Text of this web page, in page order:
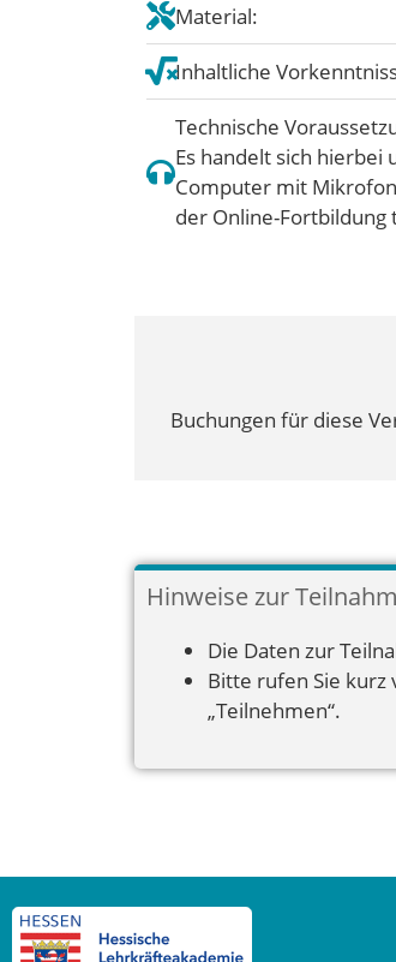
Material:
Inhaltliche
Technische
Es handelt sich hierbei
Computer mit
der Online-
Buchungen für diese
Hinweise zur
Die Daten zur
Bitte rufen Sie kurz
„Teilnehmen“.